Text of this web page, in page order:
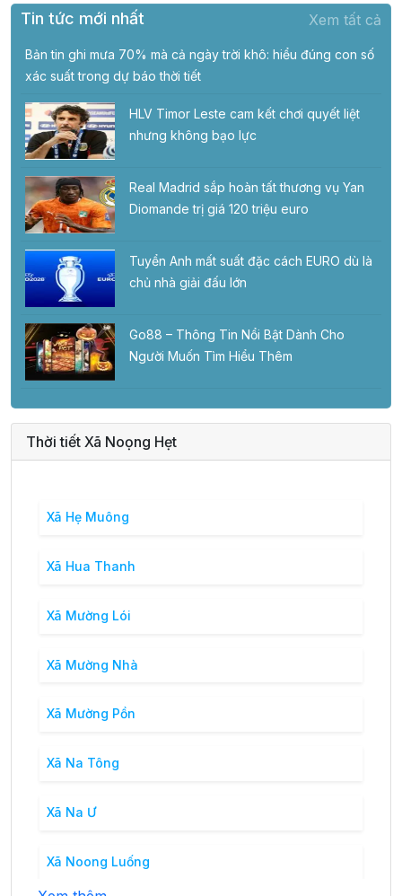
Tin tức mới nhất Xem tất cả
Bản tin ghi mưa 70% mà cả ngày trời khô: hiểu đúng con số
xác suất trong dự báo thời tiết
HLV Timor Leste cam kết chơi quyết liệt
nhưng không bạo lực
Real Madrid sắp hoàn tất thương vụ Yan
Diomande trị giá 120 triệu euro
Tuyển Anh mất suất đặc cách EURO dù là
chủ nhà giải đấu lớn
Go88 – Thông Tin Nổi Bật Dành Cho
Người Muốn Tìm Hiểu Thêm
Thời tiết Xã Noọng Hẹt
Xã Hẹ Muông
Xã Hua Thanh
Xã Mường Lói
Xã Mường Nhà
Xã Mường Pồn
Xã Na Tông
Xã Na Ư
Xã Noong Luống